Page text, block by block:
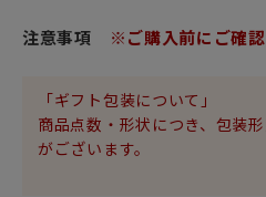
広く活用できる万能アイテムです
優れた透光性と強度、美しい発色
高級食器の代名詞 ファイン ボ
china）製。
注意事項 ※ご購入前にご確
「ギフト包装について」
商品点数・形状につき、包装
がございます。